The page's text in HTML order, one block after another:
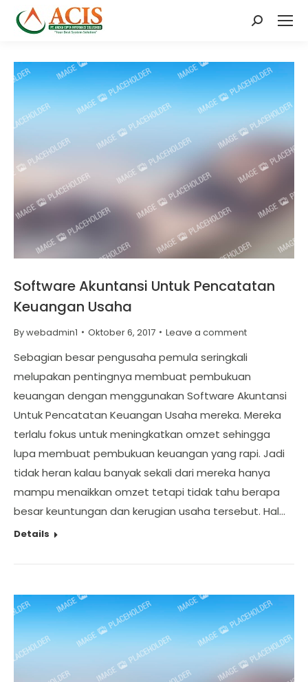
Search:
Software Akuntansi Untuk Pencatatan
Keuangan Usaha
Bywebadmin1 Oktober 6, 2017 Leave a comment
Sebagian besar pengusaha pemula seringkali
melupakan pentingnya membuat pembukuan
keuangan dengan menggunakan Software Akuntansi
Untuk Pencatatan Keuangan Usaha mereka. Mereka
terlalu fokus untuk meningkatkan omzet sehingga
lupa membuat pembukuan keuangan yang rapi. Jadi
tidak heran kalau banyak sekali dari mereka hanya
mampu menaikkan omzet tetapi tidak tahu berapa
besar keuntungan dan kerugian usaha tersebut. Hal…
Details